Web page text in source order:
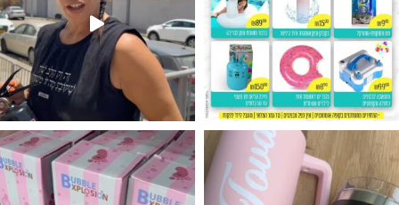
מטף לגילוי מין העובר חזר למלא